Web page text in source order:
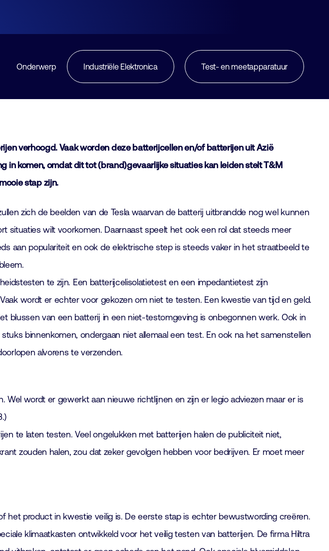
Onderwerp Industriële Elektronica Test- en meetapparatuur
verhoogd. Vaak worden deze batterijcellen en/of batterijen uit Azië
in komen, omdat dit tot (brand)gevaarlijke situaties kan leiden stelt T&M
stap zijn.
zich de beelden van de Tesla waarvan de batterij uitbrandde nog wel kunnen
situaties wilt voorkomen. Daarnaast speelt het ook een rol dat steeds meer
aan populariteit en ook de elektrische step is steeds vaker in het straatbeeld te
te zijn. Een batterijcelisolatietest en een impedantietest zijn
wordt er echter voor gekozen om niet te testen. Een kwestie van tijd en geld.
blussen van een batterij in een niet-testomgeving is onbegonnen werk. Ook in
binnenkomen, ondergaan niet allemaal een test. En ook na het samenstellen
alvorens te verzenden.
wordt er gewerkt aan nieuwe richtlijnen en zijn er legio adviezen maar er is
te laten testen. Veel ongelukken met batterijen halen de publiciteit niet,
zouden halen, zou dat zeker gevolgen hebben voor bedrijven. Er moet meer
het product in kwestie veilig is. De eerste stap is echter bewustwording creëren.
klimaatkasten ontwikkeld voor het veilig testen van batterijen. De firma Hiltra